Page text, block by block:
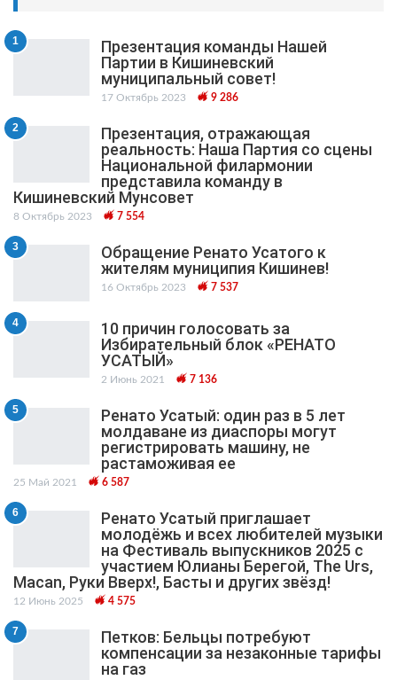
1
Презентация команды Нашей
Партии в Кишиневский
муниципальный cовет!
17 Октябрь 2023 9 286
2
Презентация, отражающая
реальность: Наша Партия со сцены
Национальной филармонии
представила команду в
Кишиневский Мунсовет
8 Октябрь 2023 7 554
3
Обращение Ренато Усатого к
жителям муниципия Кишинев!
16 Октябрь 2023 7 537
4
10 причин голосовать за
Избирательный блок «РЕНАТО
УСАТЫЙ»
2 Июнь 2021 7 136
5
Ренато Усатый: один раз в 5 лет
молдаване из диаспоры могут
регистрировать машину, не
растаможивая ее
25 Май 2021 6 587
6
Ренато Усатый приглашает
молодёжь и всех любителей музыки
на Фестиваль выпускников 2025 с
участием Юлианы Берегой, The Urs,
Macan, Руки Вверх!, Басты и других звёзд!
12 Июнь 2025 4 575
7
Петков: Бельцы потребуют
компенсации за незаконные тарифы
на газ